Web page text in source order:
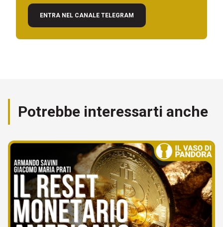
ENTRA NEL CANALE TELEGRAM
Potrebbe interessarti anche